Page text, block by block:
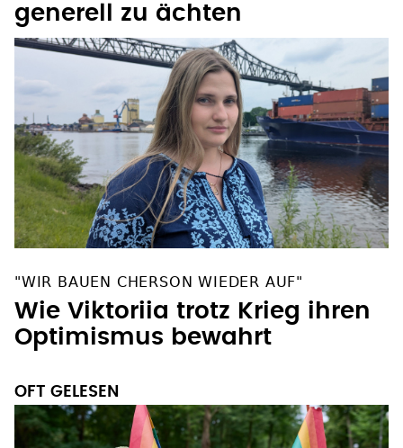
generell zu ächten
"WIR BAUEN CHERSON WIEDER AUF"
Wie Viktoriia trotz Krieg ihren
Optimismus bewahrt
OFT GELESEN